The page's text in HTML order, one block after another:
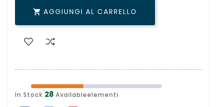
 AGGIUNGI AL CARRELLO
In Stock 28 Availableelementi